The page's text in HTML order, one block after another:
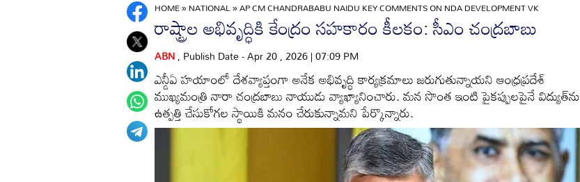
HOME»NATIONAL»AP CM CHANDRABABU NAIDU KEY COMMENTS ON NDA DEVELOPMENT VK
రాష్ట్రాల అభివృద్ధికి కేంద్రం సహకారం కీలకం: సీఎం చంద్రబాబు
ABN, Publish Date - Apr 20 , 2026 | 07:09 PM
ఎన్డీఏ హయాంలో దేశవ్యాప్తంగా అనేక అభివృద్ధి కార్యక్రమాలు జరుగుతున్నాయని ఆంధ్రప్రదేశ్
ముఖ్యమంత్రి నారా చంద్రబాబు నాయుడు వ్యాఖ్యానించారు. మన సొంత ఇంటి పైకప్పులపైనే విద్యుత్‌ను
ఉత్పత్తి చేసుకోగల స్థాయికి మనం చేరుకున్నామని పేర్కొన్నారు.